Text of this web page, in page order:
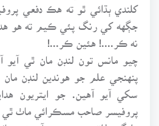
کلندي ٻڌائي ٿو ته هڪ دفعي
جڳهه کي رنگ پئي ڪيم ته هو
نه ڪر....! هئين ڪر...!
چيو مانس تون لنڊن مان ٿي آيو
پنهنجي علم جو هوندين لنڊن
سکي آيو آهين. جو ايتريون
پروفيسر صاحب مسڪرائي ماٺ ٿي
ملنگ مذاق جي موڊ ۾ آيو ته